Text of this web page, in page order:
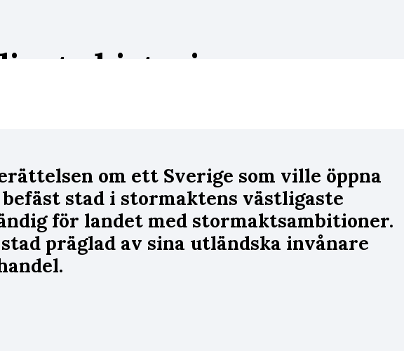
historia
om ett Sverige som ville öppna
stad i stormaktens västligaste
för landet med stormaktsambitioner.
präglad av sina utländska invånare